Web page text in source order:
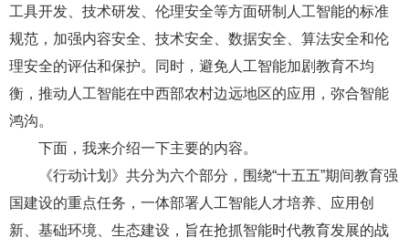
工具开发、技术研发、伦理安全等方面研制人工智能的标准
规范，加强内容安全、技术安全、数据安全、算法安全和伦
理安全的评估和保护。同时，避免人工智能加剧教育不均
衡，推动人工智能在中西部农村边远地区的应用，弥合智能
鸿沟。
下面，我来介绍一下主要的内容。
《行动计划》共分为六个部分，围绕“十五五”期间教育强
国建设的重点任务，一体部署人工智能人才培养、应用创
新、基础环境、生态建设，旨在抢抓智能时代教育发展的战